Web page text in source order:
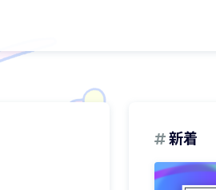
新着